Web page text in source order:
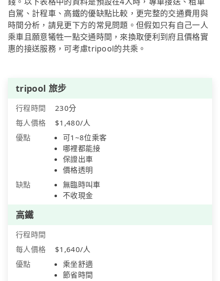
自駕、計程車、高鐵的優缺點比較，更完整的交通費用與
時間分析，請見更下方的常見問題。但假如只有自己一人
乘車且願意犧牲一點交通時間，來換取便利到府且價格實
惠的接送服務，可考慮tripool的共乘。
tripool 旅步
行程時間
230分
每人價格
$1,480/人
優點
可1~8位乘客
哪裡都能接
保證出車
價格透明
缺點
無臨時叫車
不收現金
高鐵
行程時間
每人價格
$1,640/人
優點
乘坐舒適
節省時間